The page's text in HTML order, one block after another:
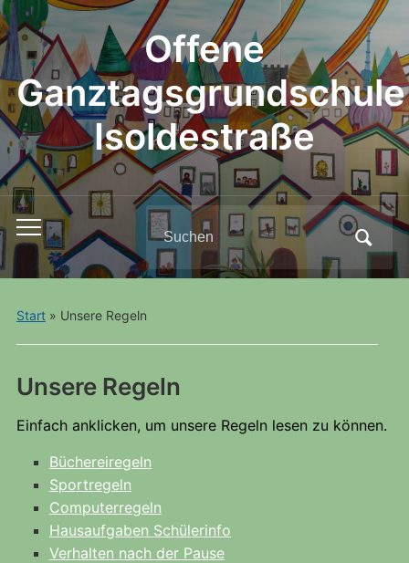
Offene
Ganztagsgrundschule
Isoldestraße
Toggle
mobile
menu
Search
for:
Start» Unsere Regeln
Unsere Regeln
Einfach anklicken, um unsere Regeln lesen zu können.
Büchereiregeln
Sportregeln
Computerregeln
Hausaufgaben Schülerinfo
Verhalten nach der Pause